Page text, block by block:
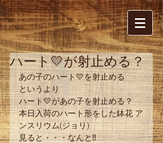
ハート💛が射止める？
あの子のハート💛を射止める
というより
ハート💛があの子を射止める？
本日入荷のハート形をした鉢花 ア
ンスリウム(ジョリ)
見ると・・・なんと‼